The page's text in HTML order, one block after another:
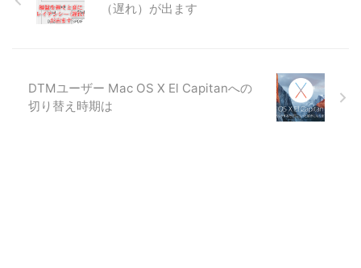
（遅れ）が出ます
DTMユーザー Mac OS X El Capitanへの
切り替え時期は